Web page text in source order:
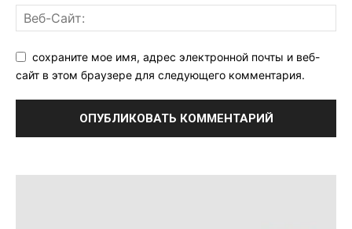
сохраните мое имя, адрес электронной почты и веб-
сайт в этом браузере для следующего комментария.